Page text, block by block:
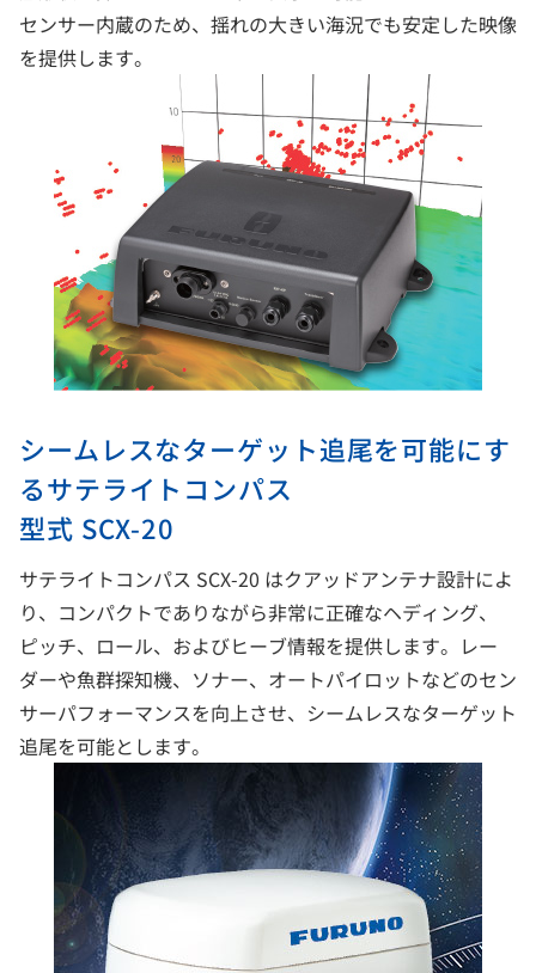
センサー内蔵のため、揺れの大きい海況でも安定した映像
を提供します。
シームレスなターゲット追尾を可能にす
るサテライトコンパス
型式 SCX-20
サテライトコンパス SCX-20 はクアッドアンテナ設計によ
り、コンパクトでありながら非常に正確なヘディング、
ピッチ、ロール、およびヒーブ情報を提供します。レー
ダーや魚群探知機、ソナー、オートパイロットなどのセン
サーパフォーマンスを向上させ、シームレスなターゲット
追尾を可能とします。